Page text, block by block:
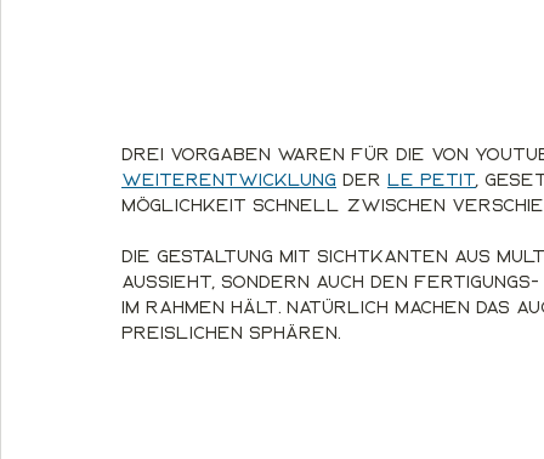
Drei Vorgaben waren für die von
Weiterentwicklung der Le Petit,
Möglichkeit schnell zwischen
Die Gestaltung mit Sichtkanten aus
aussieht, sondern auch den
im Rahmen hält. Natürlich machen das
preislichen Sphären.